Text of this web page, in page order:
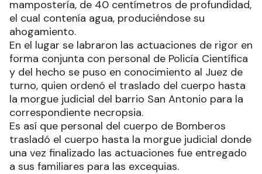
mampostería, de 40 centímetros de profundidad,
el cual contenía agua, produciéndose su
ahogamiento.
En el lugar se labraron las actuaciones de rigor en
forma conjunta con personal de Policía Científica
y del hecho se puso en conocimiento al Juez de
turno, quien ordenó el traslado del cuerpo hasta
la morgue judicial del barrio San Antonio para la
correspondiente necropsia.
Es así que personal del cuerpo de Bomberos
trasladó el cuerpo hasta la morgue judicial donde
una vez finalizado las actuaciones fue entregado
a sus familiares para las excequias.